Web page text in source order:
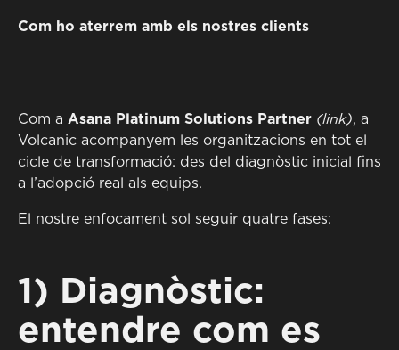
Com ho aterrem amb els nostres clients
Com a Asana Platinum Solutions Partner (link), a
Volcanic acompanyem les organitzacions en tot el
cicle de transformació: des del diagnòstic inicial fins
a l’adopció real als equips.
El nostre enfocament sol seguir quatre fases:
1) Diagnòstic:
entendre com es